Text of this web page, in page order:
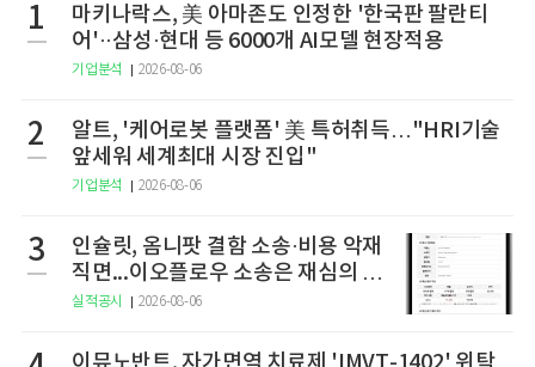
1
마키나락스, 美 아마존도 인정한 '한국판 팔란티
어'··삼성·현대 등 6000개 AI모델 현장적용
기업분석 2026-08-06
2
알트, '케어로봇 플랫폼' 美 특허취득…"HRI기술
앞세워 세계최대 시장 진입"
기업분석 2026-08-06
3
인슐릿, 옴니팟 결함 소송·비용 악재
직면...이오플로우 소송은 재심의 청
구
실적공시 2026-08-06